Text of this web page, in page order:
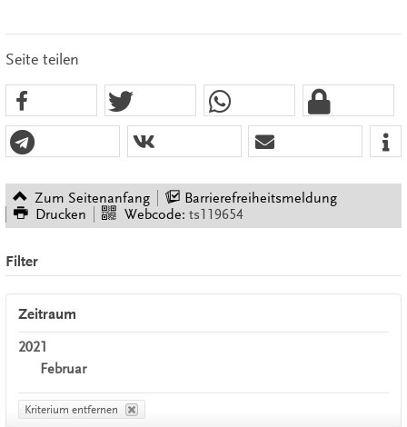
Seite teilen
Zum Seitenanfang
Barrierefreiheitsmeldung
Drucken
Webcode: ts119654
Filter
Zeitraum
2021
Februar
Kriterium entfernen